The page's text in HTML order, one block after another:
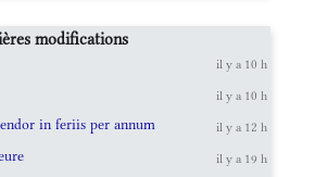
modifications
il y a 10 h
il y a 10 h
in feriis per annum il y a 12 h
il y a 19 h